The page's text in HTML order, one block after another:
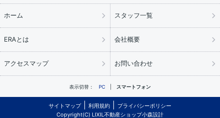
ホーム スタッフ一覧
ERAとは 会社概要
アクセスマップ お問い合わせ
表示切替： PC スマートフォン
サイトマップ 利用規約
プライバシーポリシー
Copyright(C) LIXIL不動産ショップ小森設計